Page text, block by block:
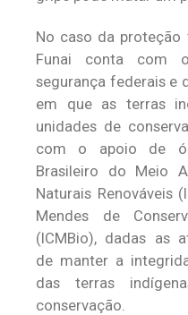
No caso da
Funai conta com
segurança federais e
em que as terras
unidades de
com o apoio de
Brasileiro do Meio
Naturais Renováveis
Mendes de
(ICMBio), dadas as
de manter a
das terras
conservação.